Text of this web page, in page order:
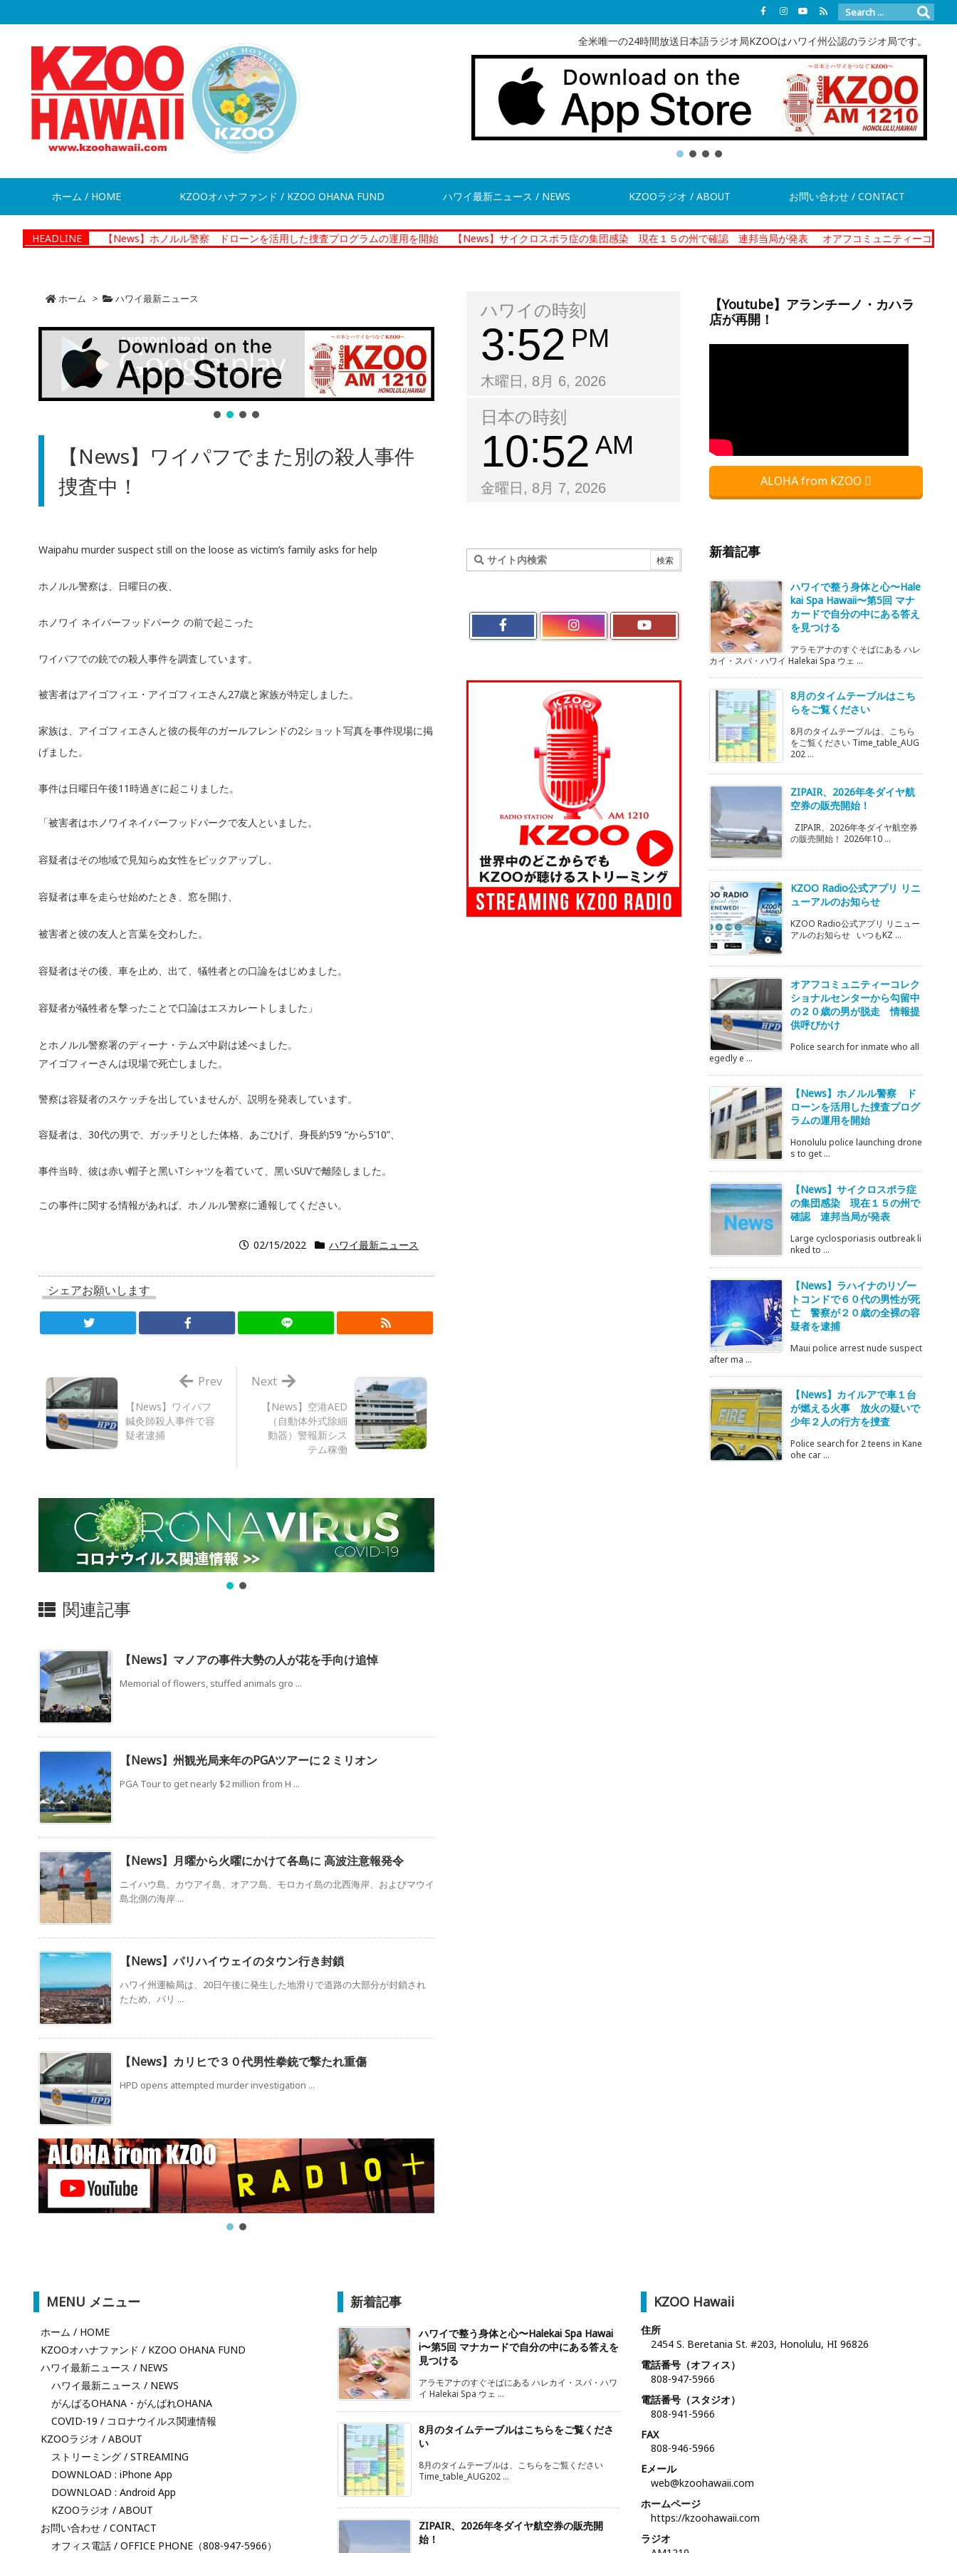
全米唯一の24時間放送日本語ラジオ局KZOOはハワイ州公認のラジオ局です。
ホーム / HOME KZOOオハナファンド / KZOO OHANA FUND ハワイ最新ニュース / NEWS KZOOラジオ / ABOUT お問い合わせ / CONTACT
HEADLINE
【News】ホノルル警察 ドローンを活用した捜査プログラムの運用を開始 【News】サイクロスポラ症の集団感染 現在１５の州で確認 連邦当局が発表 オアフコミュニティーコレクショナルセン
ホーム > ハワイ最新ニュース
【News】ワイパフでまた別の殺人事件
捜査中！
Waipahu murder suspect still on the loose as victim’s family asks for help
ホノルル警察は、日曜日の夜、
ホノワイ ネイバーフッドパーク の前で起こった
ワイパフでの銃での殺人事件を調査しています。
被害者はアイゴフィエ・アイゴフィエさん27歳と家族が特定しました。
家族は、アイゴフィエさんと彼の⻑年のガールフレンドの2ショット写真を事件現場に掲
げました。
事件は日曜日午後11時過ぎに起こりました。
「被害者はホノワイネイバーフッドパークで友人といました。
容疑者はその地域で見知らぬ女性をピックアップし、
容疑者は車を走らせ始めたとき、窓を開け、
被害者と彼の友人と言葉を交わした。
容疑者はその後、車を止め、出て、犠牲者との口論をはじめました。
容疑者が犠牲者を撃ったことで口論はエスカレートしました」
とホノルル警察署のディーナ・テムズ中尉は述べました。
アイゴフィーさんは現場で死亡しました。
警察は容疑者のスケッチを出していませんが、説明を発表しています。
容疑者は、30代の男で、ガッチリとした体格、あごひげ、身⻑約5’9 “から5’10”、
事件当時、彼は赤い帽子と黑いTシャツを着ていて、黑いSUVで離陸しました。
02/15/2022 ハワイ最新ニュース
シェアお願いします
【News】空港AED
（自動体外式除細
動器）警報新シス
テム稼働
Next
【News】ワイパフ
鍼灸師殺人事件で容
疑者逮捕
Prev
関連記事
【News】マノアの事件大勢の人が花を手向け追悼
Memorial of flowers, stuffed animals gro ...
【News】州観光局来年のPGAツアーに２ミリオン
PGA Tour to get nearly $2 million from H ...
【News】月曜から火曜にかけて各島に 高波注意報発令
ニイハウ島、カウアイ島、オアフ島、モロカイ島の北西海岸、およびマウイ
島北側の海岸 ...
【News】パリハイウェイのタウン行き封鎖
ハワイ州運輸局は、20日午後に発生した地滑りで道路の大部分が封鎖され
たため、パリ ...
【News】カリヒで３０代男性拳銃で撃たれ重傷
HPD opens attempted murder investigation ...
ハワイの時刻
3 52 PM
木曜日, 8月 6, 2026
日本の時刻
10 52 AM
金曜日, 8月 7, 2026
【Youtube】アランチーノ・カハラ
店が再開！
ALOHA from KZOO
新着記事
ハワイで整う身体と心〜Hale
kai Spa Hawaii〜第5回 マナ
カードで自分の中にある答え
を見つける
アラモアナのすぐそばにある ハレ
カイ・スパ・ハワイ Halekai Spa ウェ ...
8月のタイムテーブルはこち
らをご覧ください
8月のタイムテーブルは、こちら
をご覧ください Time_table_AUG
202 ...
ZIPAIR、2026年冬ダイヤ航
空券の販売開始！
ZIPAIR、2026年冬ダイヤ航空券
の販売開始！ 2026年10 ...
KZOO Radio公式アプリ リニ
ューアルのお知らせ
KZOO Radio公式アプリ リニュー
アルのお知らせ いつもKZ ...
オアフコミュニティーコレク
ショナルセンターから勾留中
の２０歳の男が脱走 情報提
供呼びかけ
Police search for inmate who all
egedly e ...
【News】ホノルル警察 ド
ローンを活用した捜査プログ
ラムの運用を開始
Honolulu police launching drone
s to get ...
【News】サイクロスポラ症
の集団感染 現在１５の州で
確認 連邦当局が発表
Large cyclosporiasis outbreak li
nked to ...
【News】ラハイナのリゾー
トコンドで６０代の男性が死
亡 警察が２０歳の全裸の容
疑者を逮捕
Maui police arrest nude suspect
after ma ...
【News】カイルアで車１台
が燃える火事 放火の疑いで
少年２人の行方を捜査
Police search for 2 teens in Kane
ohe car ...
MENU メニュー
ホーム / HOME
KZOOオハナファンド / KZOO OHANA FUND
ハワイ最新ニュース / NEWS
ハワイ最新ニュース / NEWS
がんばるOHANA・がんばれOHANA
COVID-19 / コロナウイルス関連情報
KZOOラジオ / ABOUT
ストリーミング / STREAMING
DOWNLOAD : iPhone App
DOWNLOAD : Android App
KZOOラジオ / ABOUT
お問い合わせ / CONTACT
オフィス電話 / OFFICE PHONE（808-947-5966）
新着記事
ハワイで整う身体と心〜Halekai Spa Hawai
i〜第5回 マナカードで自分の中にある答えを
見つける
アラモアナのすぐそばにある ハレカイ・スパ・ハワ
イ Halekai Spa ウェ ...
8月のタイムテーブルはこちらをご覧くださ
い
8月のタイムテーブルは、こちらをご覧ください
Time_table_AUG202 ...
ZIPAIR、2026年冬ダイヤ航空券の販売開
始！
KZOO Hawaii
住所
2454 S. Beretania St. #203, Honolulu, HI 96826
電話番号（オフィス）
808-947-5966
電話番号（スタジオ）
808-941-5966
FAX
808-946-5966
Eメール
web@kzoohawaii.com
ホームページ
https://kzoohawaii.com
ラジオ